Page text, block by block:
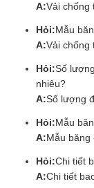
A:Vải chống
Hỏi:Mẫu
A:Vải chống
Hỏi:Số
nhiêu?
A:Số lượng
Hỏi:Mẫu
A:Mẫu băng
Hỏi:Chi tiết
A:Chi tiết